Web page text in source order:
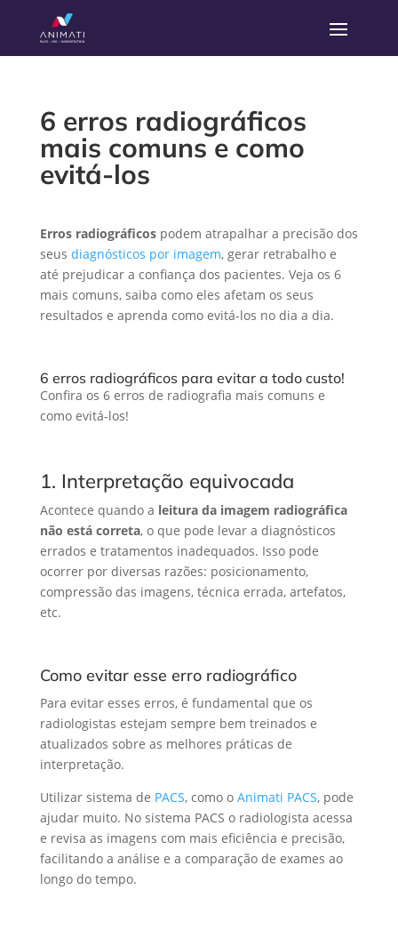
6 erros radiográficos
mais comuns e como
evitá-los
Erros radiográficospodem atrapalhar a precisão dos
seus diagnósticos por imagem, gerar retrabalho e
até prejudicar a confiança dos pacientes. Veja os 6
mais comuns, saiba como eles afetam os seus
resultados e aprenda como evitá-los no dia a dia.
6 erros radiográficos para evitar a todo custo!
Confira os 6 erros de radiografia mais comuns e
como evitá-los!
1. Interpretação equivocada
Acontece quando a leitura da imagem radiográfica
não está correta, o que pode levar a diagnósticos
errados e tratamentos inadequados. Isso pode
ocorrer por diversas razões: posicionamento,
compressão das imagens, técnica errada, artefatos,
etc.
Como evitar esse erro radiográfico
Para evitar esses erros, é fundamental que os
radiologistas estejam sempre bem treinados e
atualizados sobre as melhores práticas de
interpretação.
Utilizar sistema de PACS, como o Animati PACS, pode
ajudar muito. No sistema PACS o radiologista acessa
e revisa as imagens com mais eficiência e precisão,
facilitando a análise e a comparação de exames ao
longo do tempo.